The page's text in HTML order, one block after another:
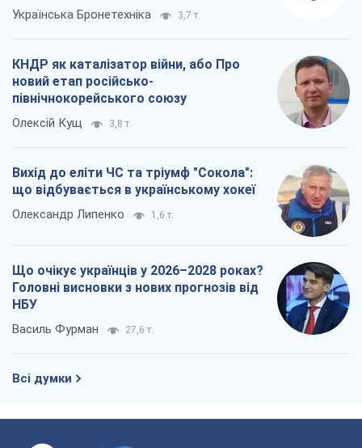
Українська Бронетехніка 3,7 т.
КНДР як каталізатор війни, або Про
новий етап російсько-
північнокорейського союзу
Олексій Кущ 3,8 т.
Вихід до еліти ЧС та тріумф "Сокола":
що відбувається в українському хокеї
Олександр Липенко 1,6 т.
Що очікує українців у 2026–2028 роках?
Головні висновки з нових прогнозів від
НБУ
Василь Фурман 27,6 т.
Всі думки